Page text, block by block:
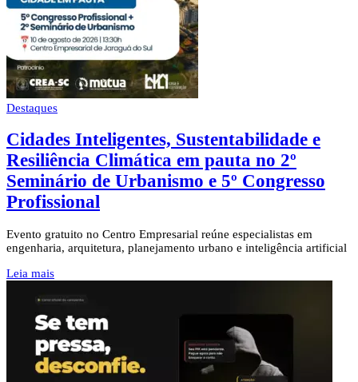
Destaques
Cidades Inteligentes, Sustentabilidade e
Resiliência Climática em pauta no 2º
Seminário de Urbanismo e 5º Congresso
Profissional
Evento gratuito no Centro Empresarial reúne especialistas em
engenharia, arquitetura, planejamento urbano e inteligência artificial
Leia mais